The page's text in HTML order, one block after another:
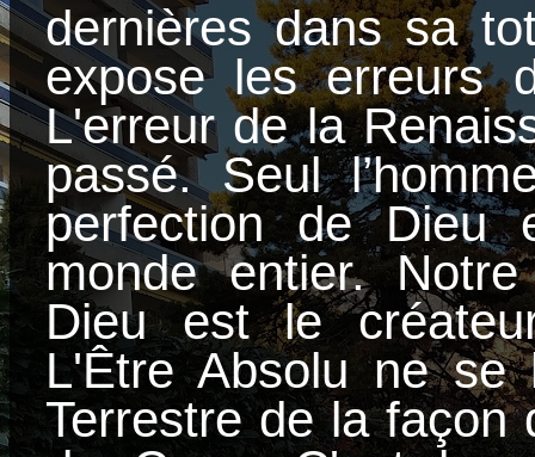
dernières dans sa
expose les erreurs
L'erreur de la
passé. Seul
perfection de Dieu
monde entier.
Dieu est le
L'Être Absolu ne
Terrestre de la façon